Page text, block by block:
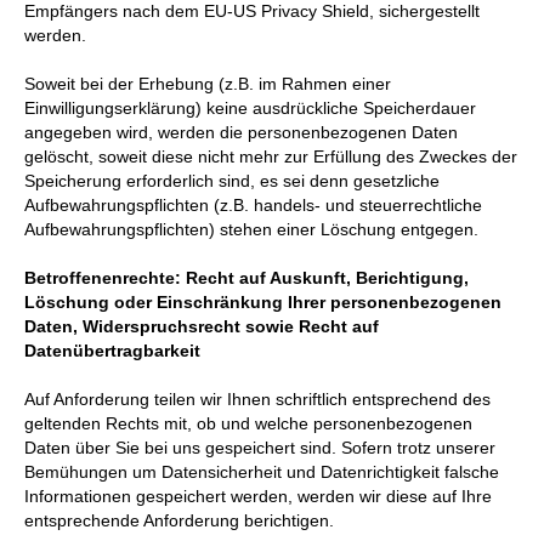
Empfängers nach dem EU-US Privacy Shield, sichergestellt
werden.
Soweit bei der Erhebung (z.B. im Rahmen einer
Einwilligungserklärung) keine ausdrückliche Speicherdauer
angegeben wird, werden die personenbezogenen Daten
gelöscht, soweit diese nicht mehr zur Erfüllung des Zweckes der
Speicherung erforderlich sind, es sei denn gesetzliche
Aufbewahrungspflichten (z.B. handels- und steuerrechtliche
Aufbewahrungspflichten) stehen einer Löschung entgegen.
Betroffenenrechte: Recht auf Auskunft, Berichtigung,
Löschung oder Einschränkung Ihrer personenbezogenen
Daten, Widerspruchsrecht sowie Recht auf
Datenübertragbarkeit
Auf Anforderung teilen wir Ihnen schriftlich entsprechend des
geltenden Rechts mit, ob und welche personenbezogenen
Daten über Sie bei uns gespeichert sind. Sofern trotz unserer
Bemühungen um Datensicherheit und Datenrichtigkeit falsche
Informationen gespeichert werden, werden wir diese auf Ihre
entsprechende Anforderung berichtigen.